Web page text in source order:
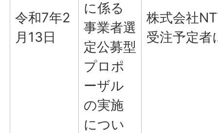
令和7年2
月13日
に係る
事業者選
定公募型
プロポ
ーザル
の実施
につい
株式会社
受注予定者